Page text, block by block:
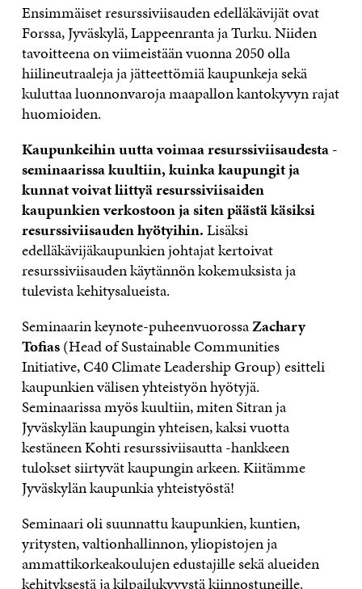
Ensimmäiset resurssiviisauden edelläkävijät ovat
Forssa, Jyväskylä, Lappeenranta ja Turku. Niiden
tavoitteena on viimeistään vuonna 2050 olla
hiilineutraaleja ja jätteettömiä kaupunkeja sekä
kuluttaa luonnonvaroja maapallon kantokyvyn rajat
huomioiden.
Kaupunkeihin uutta voimaa resurssiviisaudesta -
seminaarissa kuultiin, kuinka kaupungit ja
kunnat voivat liittyä resurssiviisaiden
kaupunkien verkostoon ja siten päästä käsiksi
resurssiviisauden hyötyihin.Lisäksi
edelläkävijäkaupunkien johtajat kertoivat
resurssiviisauden käytännön kokemuksista ja
tulevista kehitysalueista.
Seminaarin keynote-puheenvuorossaZachary
Tofias(Head of Sustainable Communities
Initiative, C40 Climate Leadership Group) esitteli
kaupunkien välisen yhteistyön hyötyjä.
Seminaarissa myös kuultiin, miten Sitran ja
Jyväskylän kaupungin yhteisen, kaksi vuotta
kestäneen Kohti resurssiviisautta -hankkeen
tulokset siirtyvät kaupungin arkeen. Kiitämme
Jyväskylän kaupunkia yhteistyöstä!
Seminaari oli suunnattu kaupunkien, kuntien,
yritysten, valtionhallinnon, yliopistojen ja
ammattikorkeakoulujen edustajille sekä alueiden
kehityksestä ja kilpailukyvystä kiinnostuneille.